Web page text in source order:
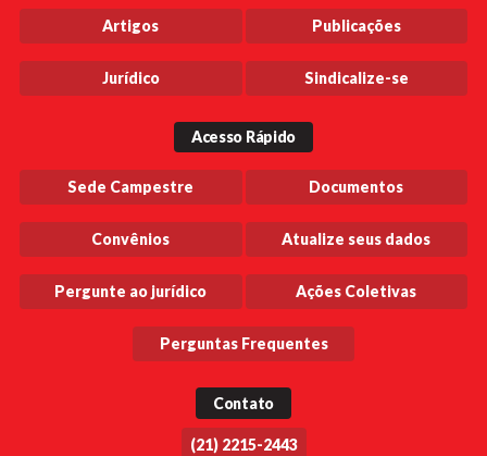
Artigos Publicações
Jurídico Sindicalize-se
Acesso Rápido
Sede Campestre Documentos
Convênios Atualize seus dados
Pergunte ao jurídico Ações Coletivas
Perguntas Frequentes
Contato
(21) 2215-2443